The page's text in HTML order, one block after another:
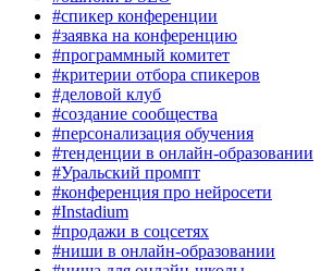
#спикер конференции
#заявка на конференцию
#программный комитет
#критерии отбора спикеров
#деловой клуб
#создание сообщества
#персонализация обучения
#тенденции в онлайн-образовании
#Уральский промпт
#конференция про нейросети
#Instadium
#продажи в соцсетях
#ниши в онлайн-образовании